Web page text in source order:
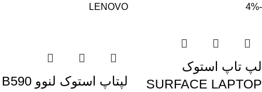
-4%
لپ تاپ استوک
SURFACE LAPTOP
LENOVO
لپتاپ استوک لنوو B590